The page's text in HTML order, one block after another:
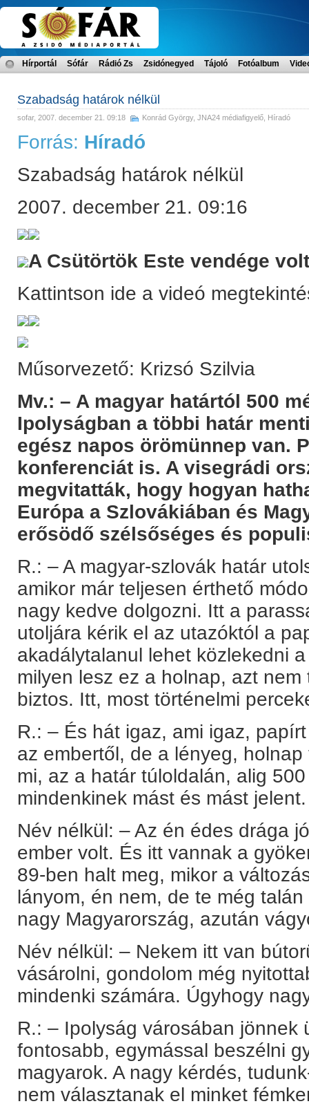
Hírportál Sófár Rádió Zs Zsidónegyed Tájoló Fotóalbum
Szabadság határok nélkül
sofar, 2007. december 21. 09:18 Konrád György, JNA24 médiafigyelő Híradó
Forrás: Híradó
Szabadság határok nélkül
2007. december 21. 09:16
A Csütörtök Este vendége
Kattintson ide a videó
Műsorvezető: Krizsó Szilvia
Mv.: – A magyar határtól 500
Ipolyságban a többi határ
egész napos örömünnep van.
konferenciát is. A visegrádi
megvitatták, hogy hogyan
Európa a Szlovákiában és
erősödő szélsőséges és
R.: – A magyar-szlovák határ
amikor már teljesen érthető
nagy kedve dolgozni. Itt a
utoljára kérik el az utazóktól a
akadálytalanul lehet közlekedni
milyen lesz ez a holnap, azt
biztos. Itt, most történelmi
R.: – És hát igaz, ami igaz,
az embertől, de a lényeg,
mi, az a határ túloldalán, alig
mindenkinek mást és mást jelent.
Név nélkül: – Az én édes drága
ember volt. És itt vannak a
89-ben halt meg, mikor a
lányom, én nem, de te még
nagy Magyarország, azután
Név nélkül: – Nekem itt van
vásárolni, gondolom még
mindenki számára. Úgyhogy
R.: – Ipolyság városában jönnek
fontosabb, egymással beszélni
magyarok. A nagy kérdés,
nem választanak el minket